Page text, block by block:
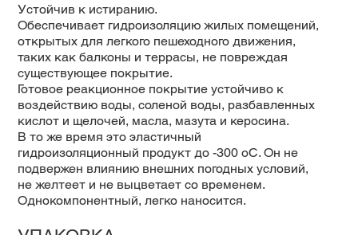
Устойчив к истиранию.
Обеспечивает гидроизоляцию жилых помещений,
открытых для легкого пешеходного движения,
таких как балконы и террасы, не повреждая
существующее покрытие.
Готовое реакционное покрытие устойчиво к
воздействию воды, соленой воды, разбавленных
кислот и щелочей, масла, мазута и керосина.
В то же время это эластичный
гидроизоляционный продукт до -300 oC. Он не
подвержен влиянию внешних погодных условий,
не желтеет и не выцветает со временем.
Однокомпонентный, легко наносится.